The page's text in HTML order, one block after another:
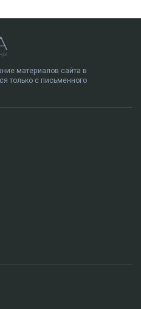
материалов сайта в
только с письменного